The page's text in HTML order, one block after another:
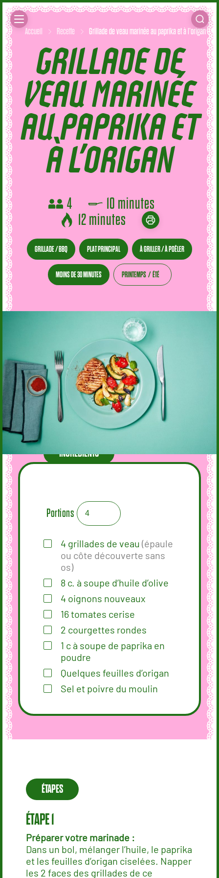
Accueil Recette Grillade de veau marinée au paprika et à l’origan
GRILLADE DE
VEAU MARINÉE
AU PAPRIKA ET
À L’ORIGAN
4
10 minutes
12 minutes
GRILLADE / BBQ PLAT PRINCIPAL À GRILLER / À POÊLER
MOINS DE 30 MINUTES PRINTEMPS ÉTÉ
INGRÉDIENTS
Portions
4 grillades de veau (épaule
ou côte découverte sans
os)
8 c. à soupe d’huile d’olive
4 oignons nouveaux
16tomates cerise
2 courgettes rondes
1 c à soupe de paprika en
poudre
Quelques feuilles d’origan
Sel et poivre du moulin
ÉTAPES
Préparer votre marinade :
Dans un bol, mélanger l’huile, le paprika
et les feuilles d’origan ciselées. Napper
les 2 faces des grillades de ce